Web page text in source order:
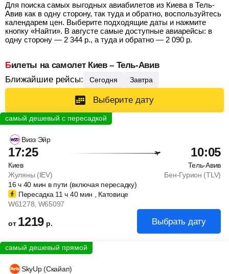
Для поиска самых выгодных авиабилетов из Киева в Тель-
Авив как в одну сторону, так туда и обратно, воспользуйтесь
календарем цен. Выберите подходящие даты и нажмите
кнопку «Найти». В августе самые доступные авиарейсы: в
одну сторону — 2 344 р., а туда и обратно — 2 090 р.
Билеты на самолет Киев – Тель-Авив
Ближайшие рейсы:
Сегодня Завтра
Выберите дату
Визз Эйр
17:25 10:05
Киев
Тель-Авив
Жуляны (IEV)
Бен-Гурион (TLV)
16ч40 мин в пути (включая пересадку)
Пересадка 11ч 40 мин , Катовице
W61278 , W65097
от 1219 р. Выбрать дату
SkyUp (Скайап)